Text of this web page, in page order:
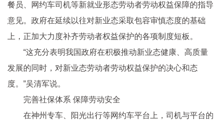
餐员、网约车司机等新就业形态劳动者劳动权益保障的指导
意见。政府在延续以往对新业态采取包容审慎态度的基础
上，正加大力度补齐劳动者权益保护的各项制度短板。
“这充分表明我国政府在积极推动新业态健康、高质量
发展的同时，对新业态劳动者劳动权益保护的决心和态
度。”吴清军说。
完善社保体系 保障劳动安全
在神州专车、阳光出行等网约车平台上，司机与平台的